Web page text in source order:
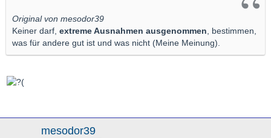
Original von mesodor39
Keiner darf, extreme Ausnahmen ausgenommen , bestimmen,
was für andere gut ist und was nicht (Meine Meinung).
mesodor39